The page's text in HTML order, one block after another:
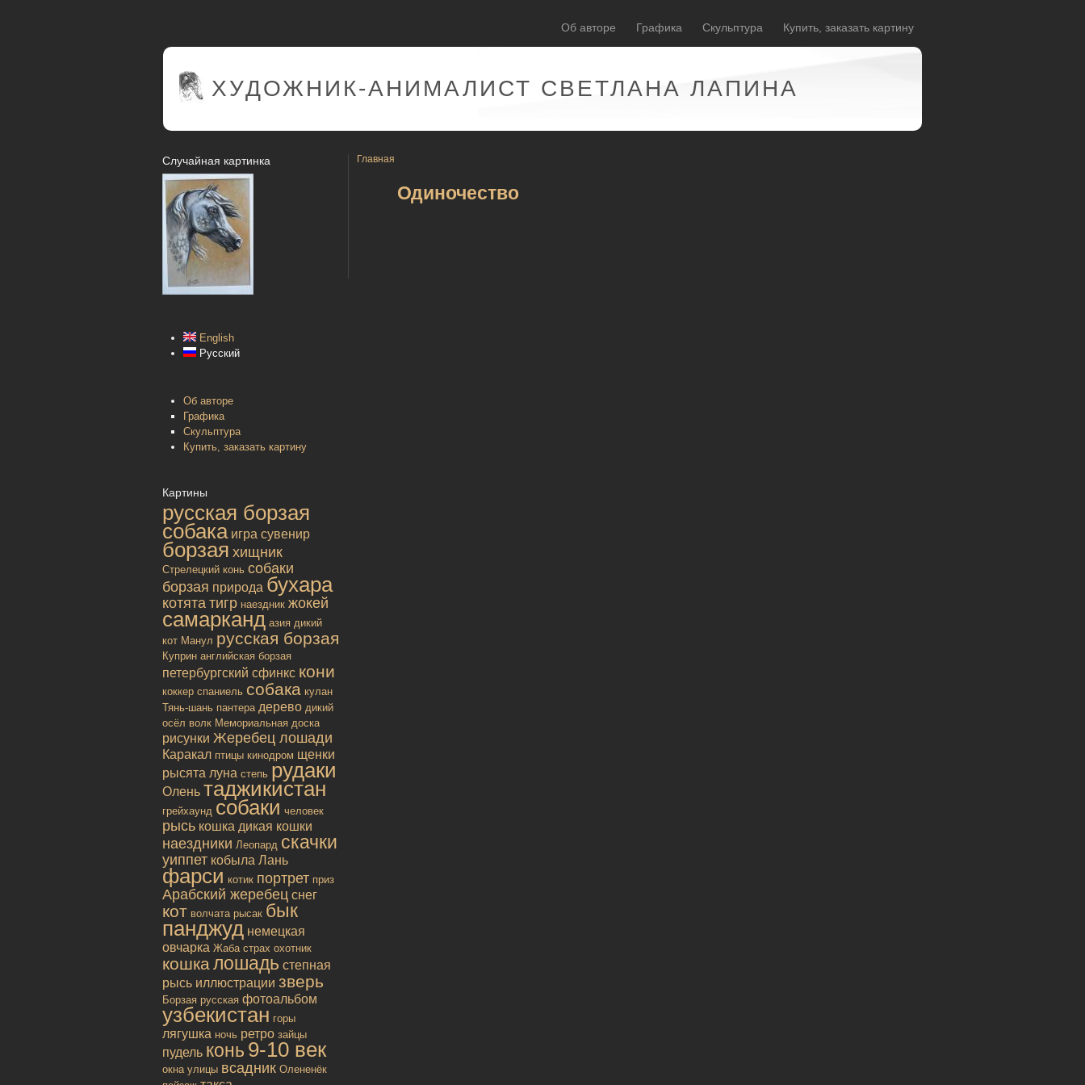
Об авторе Графика Скульптура Купить, заказать картину
ХУДОЖНИК-АНИМАЛИСТ СВЕТЛАНА ЛАПИНА
Случайная картинка
English
Русский
Об авторе
Графика
Скульптура
Купить, заказать картину
Картины
русская борзая
собака игра сувенир
борзая хищник
Стрелецкий конь собаки
борзая природа бухара
котята тигр наездник жокей
самарканд азия дикий
кот Манул русская борзая
Куприн английская борзая
петербургский сфинкс кони
коккер спаниель собака кулан
Тянь-шань пантера дерево дикий
осёл волк Мемориальная доска
рисунки Жеребец лошади
Каракал птицы кинодром щенки
рысята луна степь рудаки
Олень таджикистан
грейхаунд собаки человек
рысь кошка дикая кошки
наездники Леопард скачки
уиппет кобыла Лань
фарси котик портрет приз
Арабский жеребец снег
кот волчата рысак бык
панджуд немецкая
овчарка Жаба страх охотник
кошкалошадь степная
рысь иллюстрации зверь
Борзая русская фотоальбом
узбекистан горы
лягушка ночь ретро зайцы
пудель конь 9-10 век
окна улицы всадник Олененёк
Главная
Одиночество